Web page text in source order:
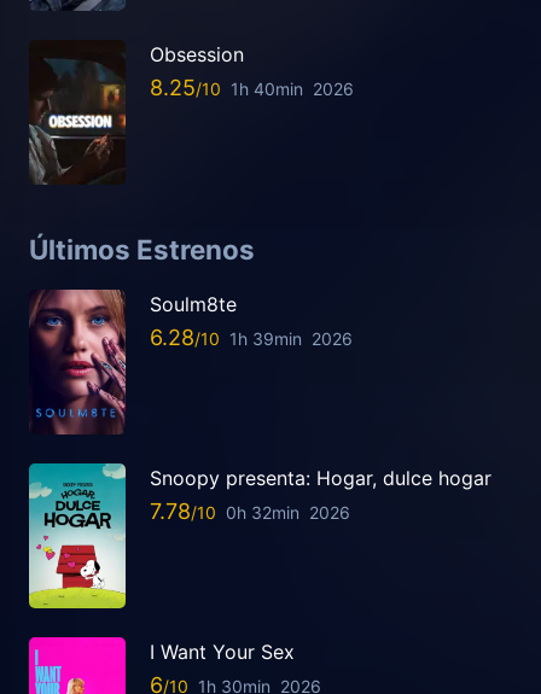
Obsession
8.25 1h 40min 2026
Últimos Estrenos
Soulm8te
6.28 1h 39min 2026
Snoopy presenta: Hogar, dulce hogar
7.78 0h 32min 2026
I Want Your Sex
6 1h 30min 2026